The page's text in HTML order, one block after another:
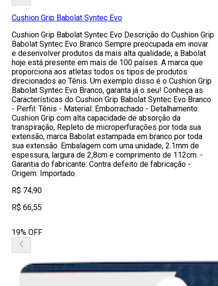
Cushion Grip Babolat Syntec Evo
Cushion Grip Babolat Syntec Evo Descrição do Cushion Grip
Babolat Syntec Evo Branco Sempre preocupada em inovar
e desenvolver produtos da mais alta qualidade, a Babolat
hoje está presente em mais de 100 países. A marca que
proporciona aos atletas todos os tipos de produtos
direcionados ao Tênis. Um exemplo disso é o Cushion Grip
Babolat Syntec Evo Branco, garanta já o seu! Conheça as
Características do Cushion Grip Babolat Syntec Evo Branco
- Perfil: Tênis - Material: Emborrachado - Detalhamento:
Cushion Grip com alta capacidade de absorção da
transpiração, Repleto de microperfurações por toda sua
extensão, marca Babolat estampada em branco por toda
sua extensão. Embalagem com uma unidade, 2.1mm de
espessura, largura de 2,8cm e comprimento de 112cm. -
Garantia do fabricante: Contra defeito de fabricação -
Origem: Importado.
R$ 74,90
R$ 66,55
19% OFF